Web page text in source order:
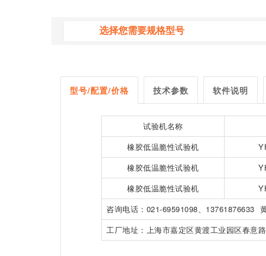
型号/配置/价格 技术参数 软件说明
试验机名称
橡胶低温脆性试验机
橡胶低温脆性试验机
橡胶低温脆性试验机
咨询电话：021-69591098、13761876633
工厂地址：上海市嘉定区黄渡工业园区春